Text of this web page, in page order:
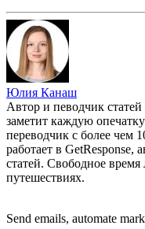
Юлия Канаш
Автор и певодчик
заметит каждую
переводчик с более чем
работает в GetResponse,
статей. Свободное
путешествиях.
Send emails, automate